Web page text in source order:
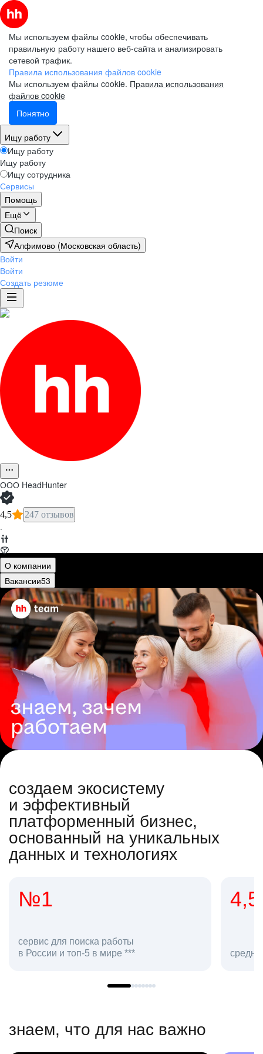
Мы используем файлы cookie, чтобы обеспечивать
правильную работу нашего веб-сайта и анализировать
сетевой трафик.
Правила использования файлов cookie
Мы используем файлы cookie. Правила использования
файлов cookie
Понятно
Ищу работу
Ищу работу
Ищу работу
Ищу сотрудника
Сервисы
Помощь
Ещё
Поиск
Алфимово (Московская область)
Войти
Войти
Создать резюме
ООО HeadHunter
4,5 247 отзывов
·
О компании
Вакансии53
создаем экосистему
и эффективный
платформенный бизнес,
основанный на уникальных
данных и технологиях
4,5
средняя оценка hh.ru как работодателя **
в
знаем, что для нас важно